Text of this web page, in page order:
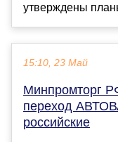
утверждены
15:10, 23 Май
Минпромторг
переход
российские